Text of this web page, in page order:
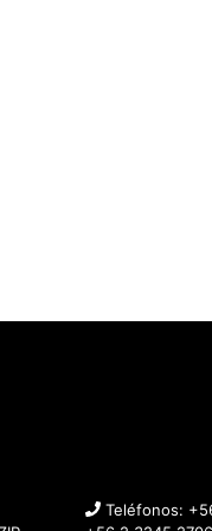
Teléfonos: